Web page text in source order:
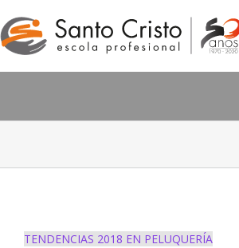
TENDENCIAS 2018 EN PELUQUERÍA